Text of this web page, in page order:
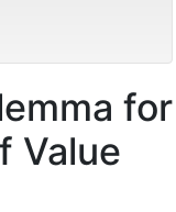
for
Value